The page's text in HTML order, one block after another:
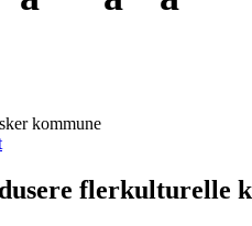
flerkulturelle